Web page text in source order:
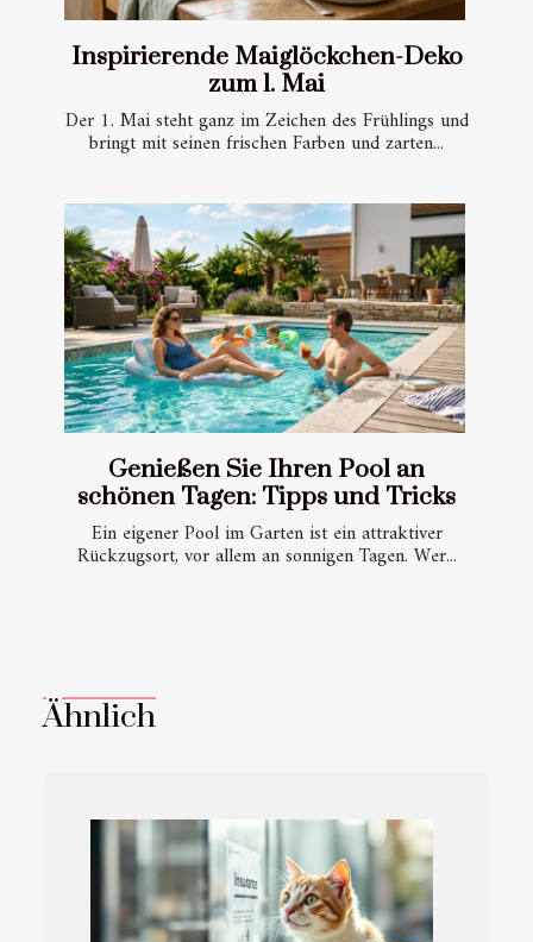
Inspirierende Maiglöckchen-Deko
zum 1. Mai
Der 1. Mai steht ganz im Zeichen des Frühlings und
bringt mit seinen frischen Farben und zarten...
Genießen Sie Ihren Pool an
schönen Tagen: Tipps und Tricks
Ein eigener Pool im Garten ist ein attraktiver
Rückzugsort, vor allem an sonnigen Tagen. Wer...
Ähnlich